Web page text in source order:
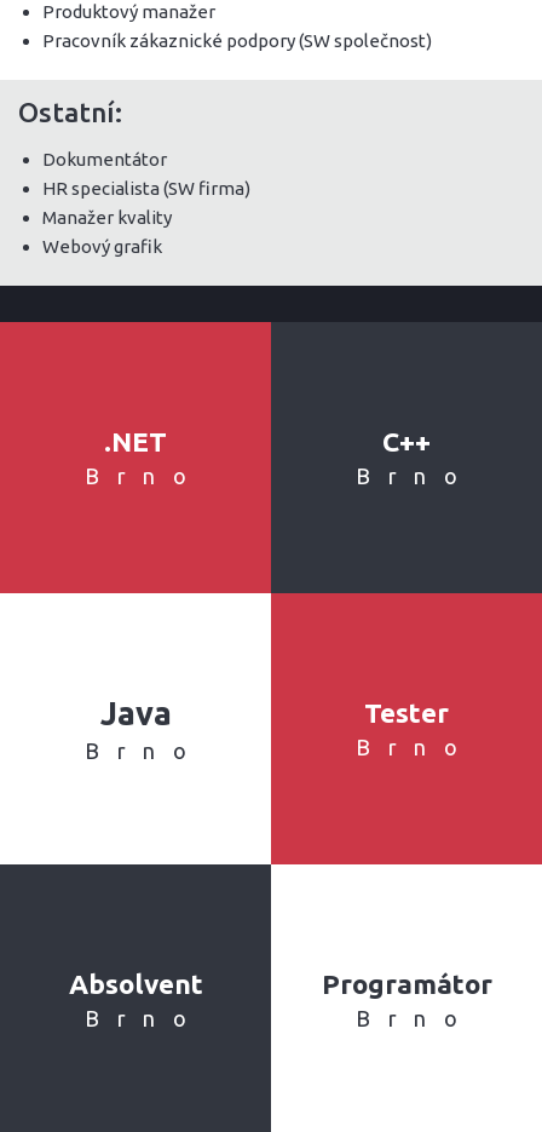
Produktový manažer
Pracovník zákaznické podpory (SW společnost)
Ostatní:
Dokumentátor
HR specialista (SW firma)
Manažer kvality
Webový grafik
.NET
Brno
C++
Brno
Java
Brno
Tester
Brno
Absolvent
Brno
Programátor
Brno